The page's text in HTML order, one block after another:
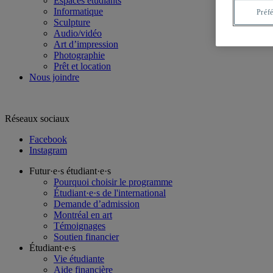
Informatique
Sculpture
Audio/vidéo
Art d’impression
Photographie
Prêt et location
Nous joindre
Réseaux sociaux
Facebook
Instagram
Futur·e·s étudiant·e·s
Pourquoi choisir le programme
Étudiant·e·s de l'international
Demande d’admission
Montréal en art
Témoignages
Soutien financier
Étudiant·e·s
Vie étudiante
Aide financière